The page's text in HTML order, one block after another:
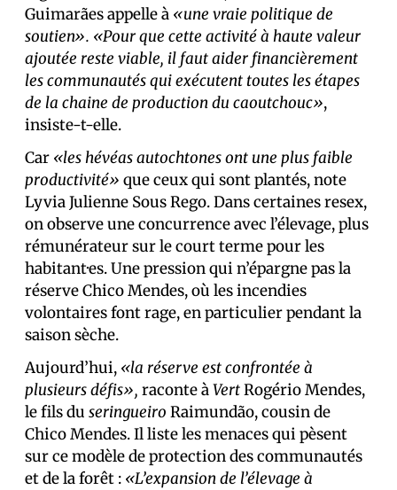
Guimarães appelle à «une vraie politique de
soutien». «Pour que cette activité à haute valeur
ajoutée reste viable, il faut aider financièrement
les communautés qui exécutent toutes les étapes
de la chaine de production du caoutchouc»,
insiste-t-elle.
Car «les hévéas autochtones ont une plus faible
productivité» que ceux qui sont plantés, note
Lyvia Julienne Sous Rego. Dans certaines resex,
on observe une concurrence avec l’élevage, plus
rémunérateur sur le court terme pour les
habitant·es. Une pression qui n’épargne pas la
réserve Chico Mendes, où les incendies
volontaires font rage, en particulier pendant la
saison sèche.
Aujourd’hui, «la réserve est confrontée à
plusieurs défis», raconte àVertRogério Mendes,
le fils du seringueiro Raimundão, cousin de
Chico Mendes. Il liste les menaces qui pèsent
sur ce modèle de protection des communautés
et de la forêt : «L’expansion de l’élevage à